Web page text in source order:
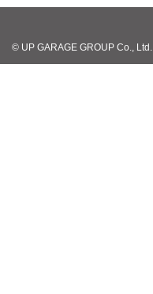
© UP GARAGE GROUP Co., Ltd.